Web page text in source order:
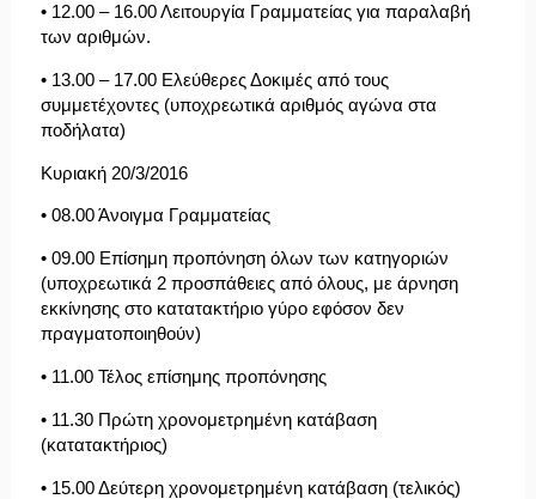
• 12.00 – 16.00 Λειτουργία Γραμματείας για παραλαβή
των αριθμών.
• 13.00 – 17.00 Ελεύθερες Δοκιμές από τους
συμμετέχοντες (υποχρεωτικά αριθμός αγώνα στα
ποδήλατα)
Κυριακή 20/3/2016
• 08.00 Άνοιγμα Γραμματείας
• 09.00 Επίσημη προπόνηση όλων των κατηγοριών
(υποχρεωτικά 2 προσπάθειες από όλους, με άρνηση
εκκίνησης στο κατατακτήριο γύρο εφόσον δεν
πραγματοποιηθούν)
• 11.00 Τέλος επίσημης προπόνησης
• 11.30 Πρώτη χρονομετρημένη κατάβαση
(κατατακτήριος)
• 15.00 Δεύτερη χρονομετρημένη κατάβαση (τελικός)